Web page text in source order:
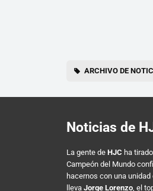
ARCHIVO DE
Noticias de
La gente de HJC ha
Campeón del Mundo
hacernos con una
lleva Jorge Lorenzo , el